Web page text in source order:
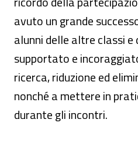
avuto un grande
alunni delle altre classi e
supportato e
ricerca, riduzione ed
nonché a mettere in
durante gli incontri.